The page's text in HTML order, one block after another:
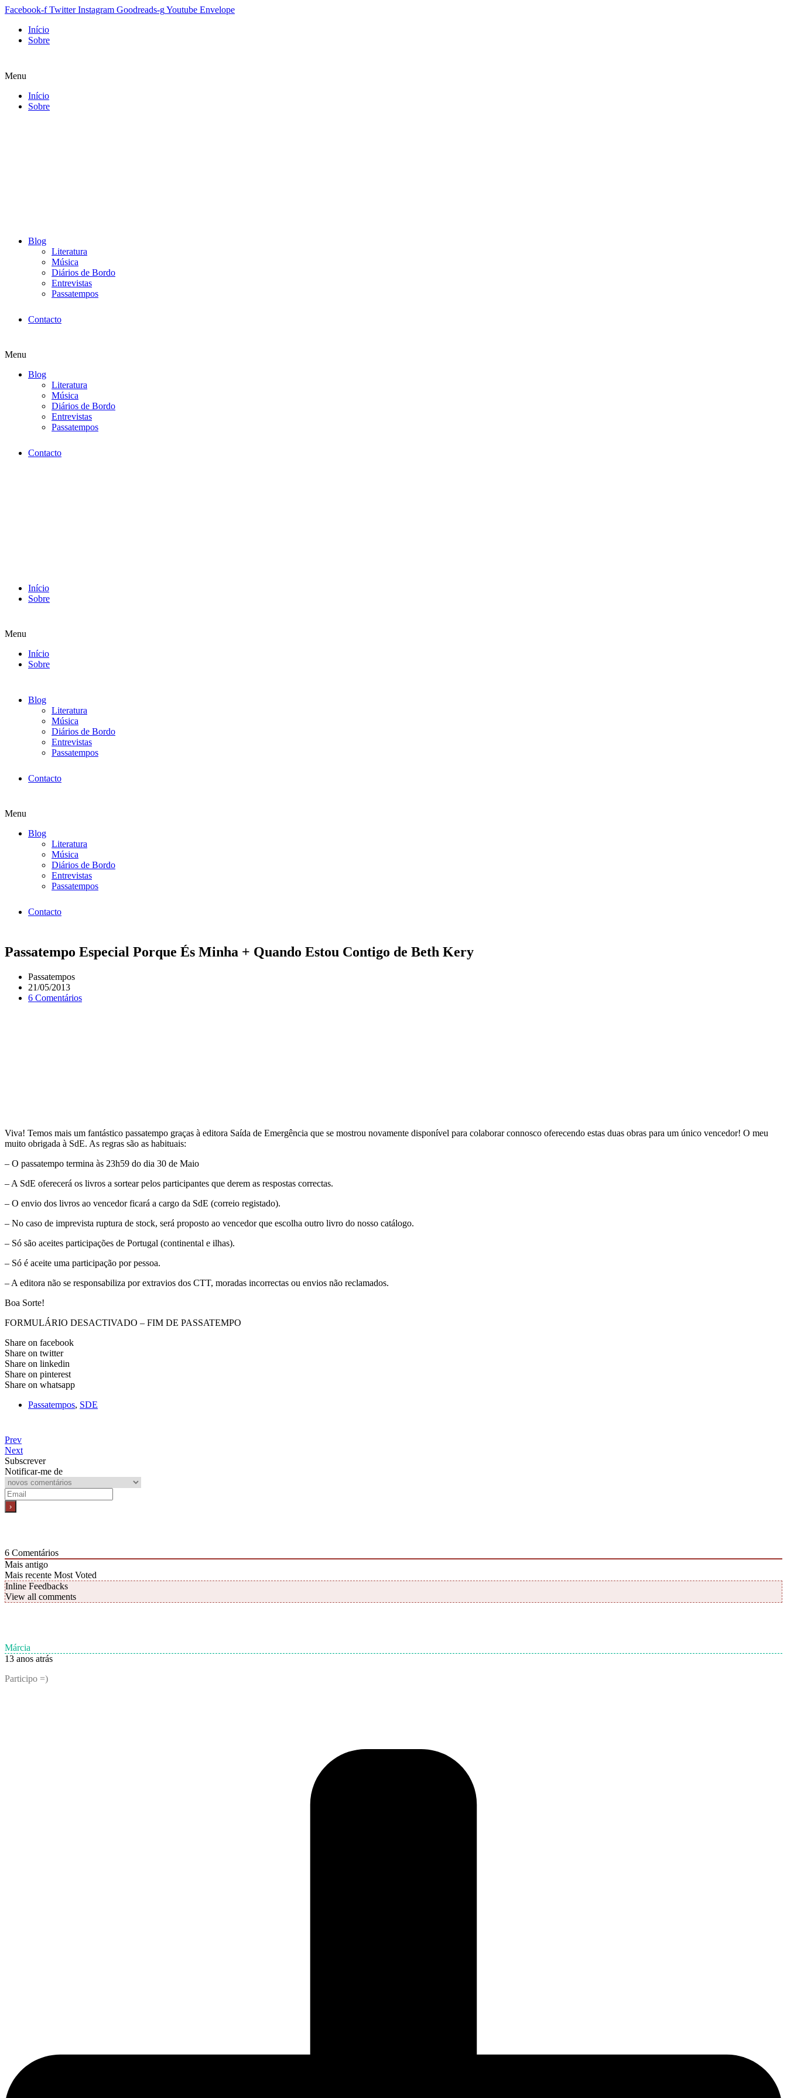
Facebook-f Twitter Instagram Goodreads-gYoutube Envelope
Início
Sobre
Menu
Início
Sobre
Blog
Literatura
Música
Diários de Bordo
Entrevistas
Passatempos
Contacto
Menu
Blog
Literatura
Música
Diários de Bordo
Entrevistas
Passatempos
Contacto
Início
Sobre
Menu
Início
Sobre
Blog
Literatura
Música
Diários de Bordo
Entrevistas
Passatempos
Contacto
Menu
Blog
Literatura
Música
Diários de Bordo
Entrevistas
Passatempos
Contacto
Passatempo Especial Porque És Minha + Quando Estou Contigo de Beth Kery
Passatempos
21/05/2013
6 Comentários
Viva! Temos mais um fantástico passatempo graças à editora Saída de Emergência que se mostrou novamente disponível para colaborar connosco oferecendo estas duas obras para um único vencedor! O meu
muito obrigada à SdE. As regras são as habituais:
– O passatempo termina às 23h59 do dia 30 de Maio
– A SdE oferecerá os livros a sortear pelos participantes que derem as respostas correctas.
– O envio dos livros ao vencedor ficará a cargo da SdE (correio registado).
– No caso de imprevista ruptura de stock, será proposto ao vencedor que escolha outro livro do nosso catálogo.
– Só são aceites participações de Portugal (continental e ilhas).
– Só é aceite uma participação por pessoa.
– A editora não se responsabiliza por extravios dos CTT, moradas incorrectas ou envios não reclamados.
Boa Sorte!
FORMULÁRIO DESACTIVADO – FIM DE PASSATEMPO
Share on facebook
Share on twitter
Share on linkedin
Share on pinterest
Share on whatsapp
Passatempos, SDE
Prev
Next
Subscrever
Notificar-me de
6 Comentários
Mais antigo
Mais recente Most Voted
Inline Feedbacks
View all comments
Márcia
13 anos atrás
Participo =)